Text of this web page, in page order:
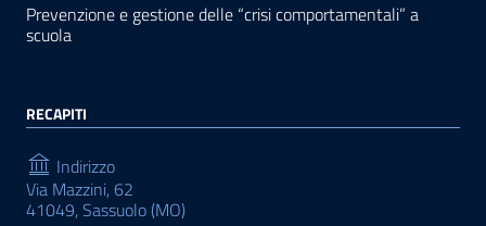
Prevenzione e gestione delle “crisi comportamentali” a
scuola
RECAPITI
Indirizzo
Via Mazzini, 62
41049, Sassuolo (MO)